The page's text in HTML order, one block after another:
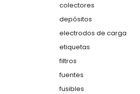
colectores
depósitos
electrodos de carga
etiquetas
filtros
fuentes
fusibles